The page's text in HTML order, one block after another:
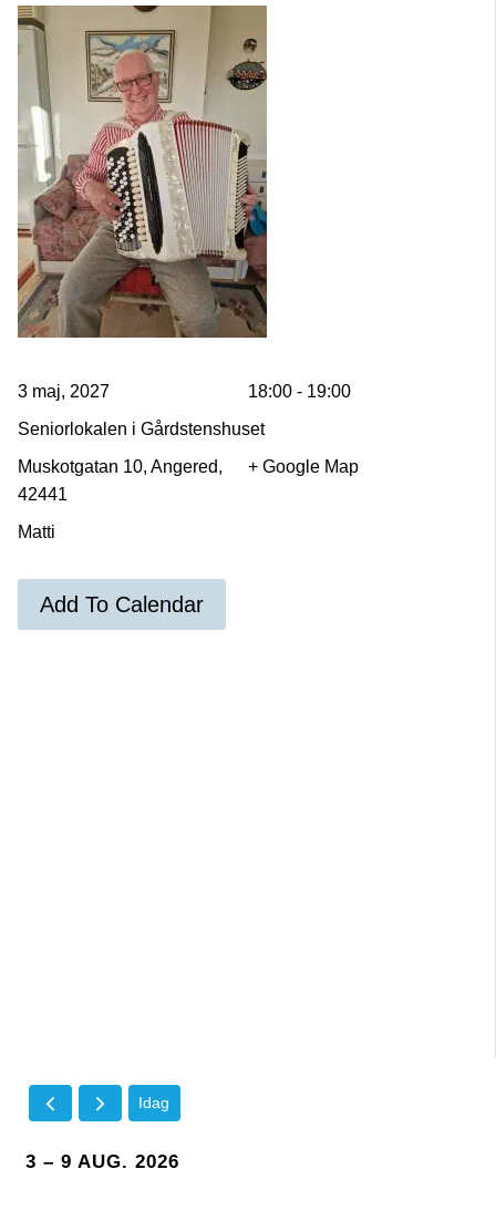
3 maj, 2027
18:00 - 19:00
Seniorlokalen i Gårdstenshuset
Muskotgatan 10, Angered,
42441
+ Google Map
Matti
Add To Calendar
Idag
3 – 9 AUG. 2026